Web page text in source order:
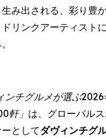
み出される、彩り豊
リンクアーティスト
ンチグルメが選ぶ
軒」 は、グローバル
としてダヴィンチグ